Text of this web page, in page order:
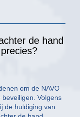
de hand
om de NAVO
Volgens
de huldiging van